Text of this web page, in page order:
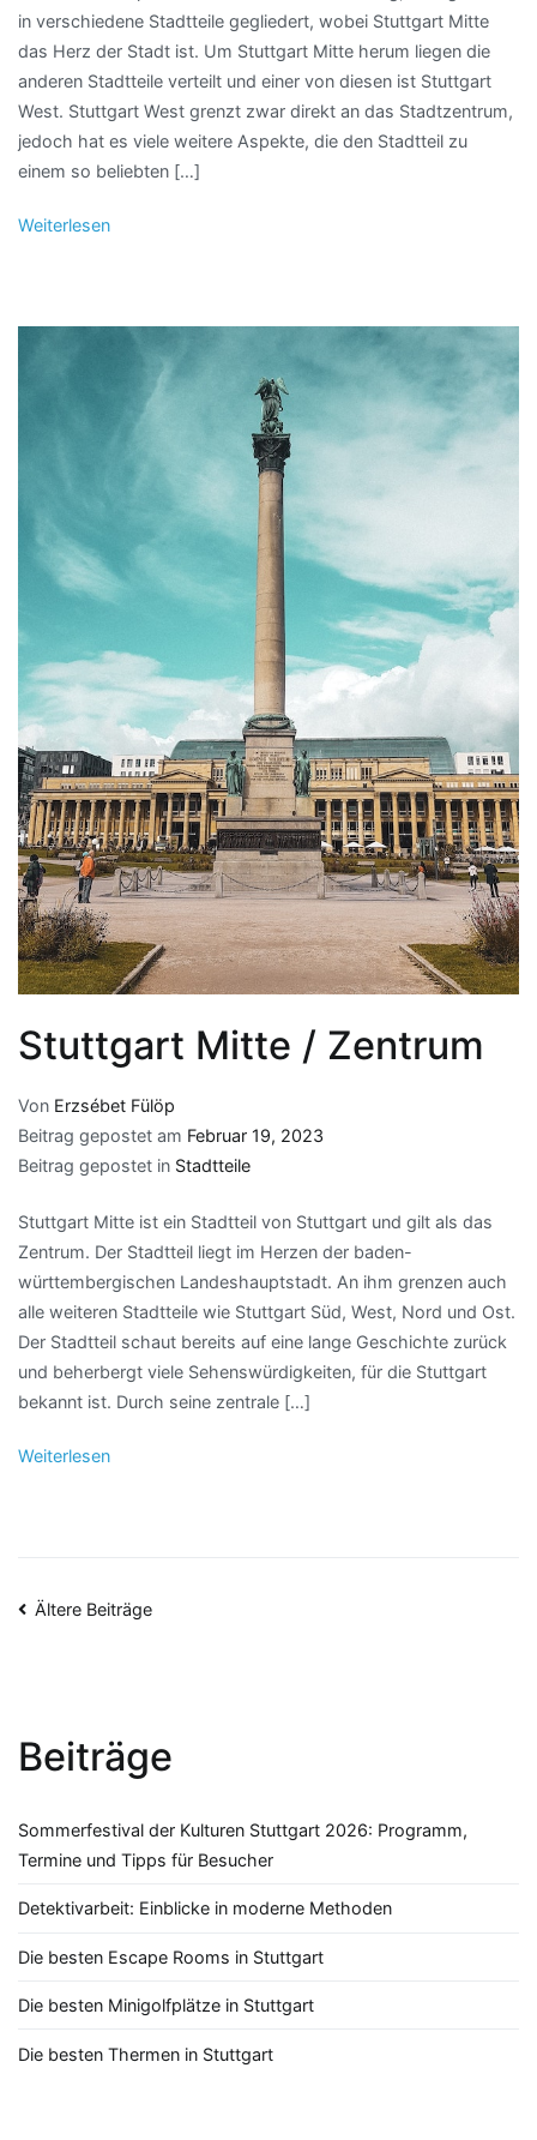
in verschiedene Stadtteile gegliedert, wobei Stuttgart Mitte
das Herz der Stadt ist. Um Stuttgart Mitte herum liegen die
anderen Stadtteile verteilt und einer von diesen ist Stuttgart
West. Stuttgart West grenzt zwar direkt an das Stadtzentrum,
jedoch hat es viele weitere Aspekte, die den Stadtteil zu
einem so beliebten […]
Weiterlesen
Stuttgart Mitte / Zentrum
Von Erzsébet Fülöp
Beitrag gepostet am Februar 19, 2023
Beitrag gepostet in Stadtteile
Stuttgart Mitte ist ein Stadtteil von Stuttgart und gilt als das
Zentrum. Der Stadtteil liegt im Herzen der baden-
württembergischen Landeshauptstadt. An ihm grenzen auch
alle weiteren Stadtteile wie Stuttgart Süd, West, Nord und Ost.
Der Stadtteil schaut bereits auf eine lange Geschichte zurück
und beherbergt viele Sehenswürdigkeiten, für die Stuttgart
bekannt ist. Durch seine zentrale […]
Weiterlesen
Beitragsnavigation
Ältere Beiträge
Beiträge
Sommerfestival der Kulturen Stuttgart 2026: Programm,
Termine und Tipps für Besucher
Detektivarbeit: Einblicke in moderne Methoden
Die besten Escape Rooms in Stuttgart
Die besten Minigolfplätze in Stuttgart
Die besten Thermen in Stuttgart